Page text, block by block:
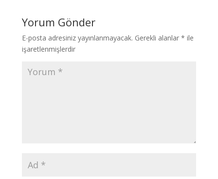
Yorum Gönder
E-posta adresiniz yayınlanmayacak. Gerekli alanlar * ile
işaretlenmişlerdir